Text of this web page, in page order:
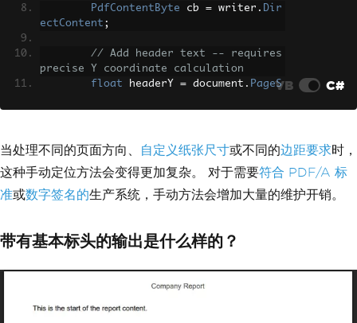
PdfContentByte cb = writer . Dir
ectContent ;
// Add header text -- requires
precise Y coordinate calculation
float headerY = document . PageS
new
Phrase("Company Repor
t", headerFont ),
            document
.PageSize.Width
/
2, headerY, 0);
        cb
.MoveTo(40 , headerY -
        cb
.LineTo(document .PageSize
// Add footer with page number
VB C#
当处理不同的页面方向、 自定义纸张尺寸或不同的边距要求时，
这种手动定位方法会变得更加复杂。 对于需要符合 PDF/A 标
准或数字签名的生产系统，手动方法会增加大量的维护开销。
带有基本标头的输出是什么样的？